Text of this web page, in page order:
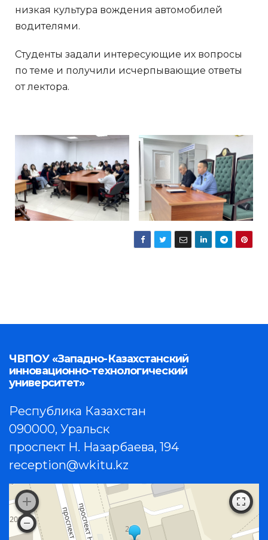
низкая культура вождения автомобилей
водителями.
Студенты задали интересующие их вопросы
по теме и получили исчерпывающие ответы
от лектора.
ЧВПОУ «Западно-Казахстанский
инновационно-технологический
университет»
Республика Казахстан
090000, Уральск
проспект Н. Назарбаева, 194
reception@wkitu.kz